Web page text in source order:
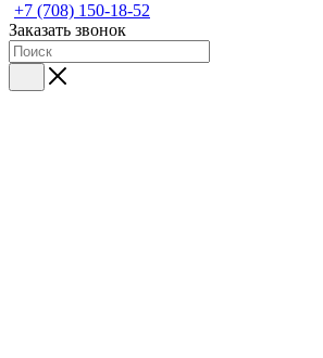
+7 (708) 150-18-52
Заказать звонок